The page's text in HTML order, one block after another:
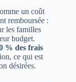
un coût
remboursée :
les familles
budget.
% des frais
ce qui est
désirées.